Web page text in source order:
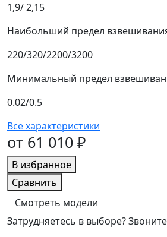
1,9/ 2,15
Наибольший предел
220/320/2200/3200
Минимальный предел
0.02/0.5
Все характеристики
от 61 010 ₽
В избранное
Сравнить
Смотреть модели
Затрудняетесь в выборе?